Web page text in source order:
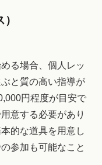
る場合、個人レッ
と質の高い指導が
円程度が目安で
意する必要があり
的な道具を用意し
参加も可能なこと